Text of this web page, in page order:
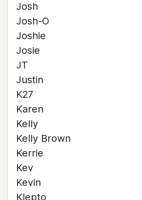
Josh
Josh-O
Joshie
Josie
JT
Justin
K27
Karen
Kelly
Kelly Brown
Kerrie
Kev
Kevin
Klepto